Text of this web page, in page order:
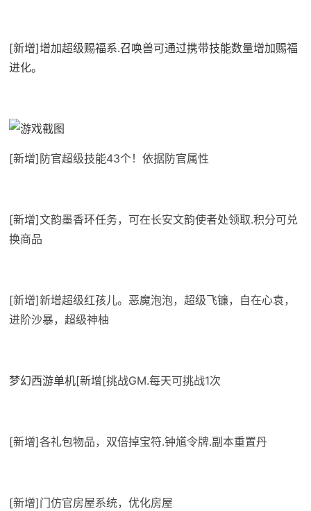
[新增]增加超级赐福系.召唤兽可通过携带技能数量增加赐福
进化。
[新增]防官超级技能43个！依据防官属性
[新增]文韵墨香环任务，可在长安文韵使者处领取.积分可兑
换商品
[新增]新增超级红孩儿。恶魔泡泡，超级飞镰，自在心袁，
进阶沙暴，超级神柚
梦幻西游单机[新增[挑战GM.每天可挑战1次
[新增]各礼包物品，双倍掉宝符.钟馗令牌.副本重置丹
[新增]门仿官房屋系统，优化房屋